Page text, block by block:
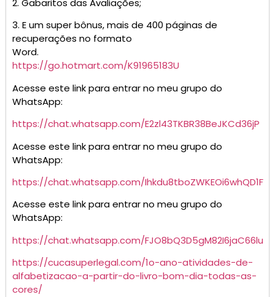
2. Gabaritos das Avaliações;
3. E um super bônus, mais de 400 páginas de
recuperações no formato
Word.
https://go.hotmart.com/K91965183U
Acesse este link para entrar no meu grupo do
WhatsApp:
https://chat.whatsapp.com/E2zl43TKBR38BeJKCd36jP
Acesse este link para entrar no meu grupo do
WhatsApp:
https://chat.whatsapp.com/Ihkdu8tboZWKEOi6whQD1F
Acesse este link para entrar no meu grupo do
WhatsApp:
https://chat.whatsapp.com/FJO8bQ3D5gM82I6jaC66lu
https://cucasuperlegal.com/1o-ano-atividades-de-
alfabetizacao-a-partir-do-livro-bom-dia-todas-as-
cores/